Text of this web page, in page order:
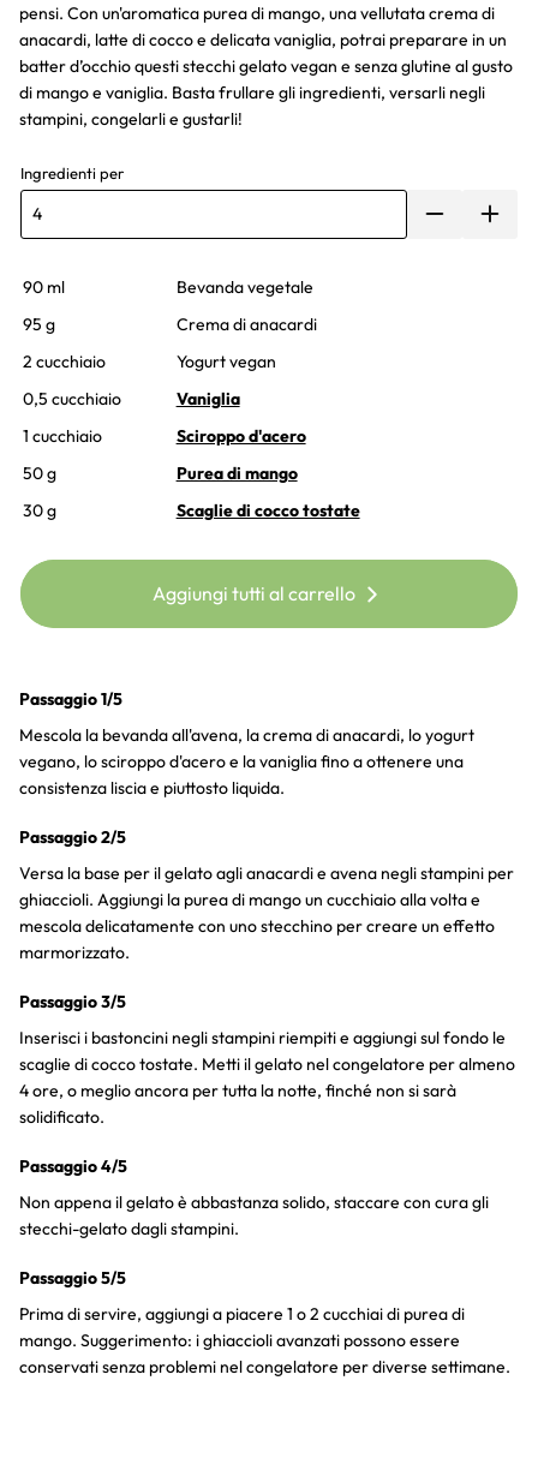
pensi. Con un'aromatica purea di mango, una vellutata crema di
anacardi, latte di cocco e delicata vaniglia, potrai preparare in un
batter d’occhio questi stecchi gelato vegan e senza glutine al gusto
di mango e vaniglia. Basta frullare gli ingredienti, versarli negli
stampini, congelarli e gustarli!
Ingredienti per
90 ml
Bevanda vegetale
95 g
Crema di anacardi
2 cucchiaio
Yogurt vegan
0,5 cucchiaio
Vaniglia
1 cucchiaio
Sciroppo d'acero
50 g
Purea di mango
30 g
Scaglie di cocco tostate
Aggiungi tutti al carrello
Passaggio 1/5
Mescola la bevanda all'avena, la crema di anacardi, lo yogurt
vegano, lo sciroppo d'acero e la vaniglia fino a ottenere una
consistenza liscia e piuttosto liquida.
Passaggio 2/5
Versa la base per il gelato agli anacardi e avena negli stampini per
ghiaccioli. Aggiungi la purea di mango un cucchiaio alla volta e
mescola delicatamente con uno stecchino per creare un effetto
marmorizzato.
Passaggio 3/5
Inserisci i bastoncini negli stampini riempiti e aggiungi sul fondo le
scaglie di cocco tostate. Metti il gelato nel congelatore per almeno
4 ore, o meglio ancora per tutta la notte, finché non si sarà
solidificato.
Passaggio 4/5
Non appena il gelato è abbastanza solido, staccare con cura gli
stecchi-gelato dagli stampini.
Passaggio 5/5
Prima di servire, aggiungi a piacere 1 o 2 cucchiai di purea di
mango. Suggerimento: i ghiaccioli avanzati possono essere
conservati senza problemi nel congelatore per diverse settimane.